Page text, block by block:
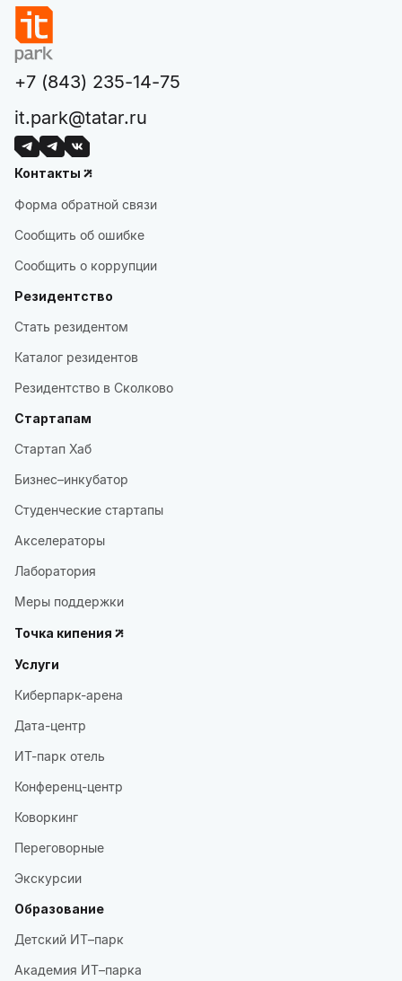
+7 (843) 235-14-75
it.park@tatar.ru
Контакты
Форма обратной связи
Сообщить об ошибке
Сообщить о коррупции
Резидентство
Стать резидентом
Каталог резидентов
Резидентство в Сколково
Стартапам
Стартап Хаб
Бизнес–инкубатор
Студенческие стартапы
Акселераторы
Лаборатория
Меры поддержки
Точка кипения
Услуги
Киберпарк-арена
Дата-центр
ИТ-парк отель
Конференц-центр
Коворкинг
Переговорные
Экскурсии
Образование
Детский ИТ–парк
Академия ИТ–парка